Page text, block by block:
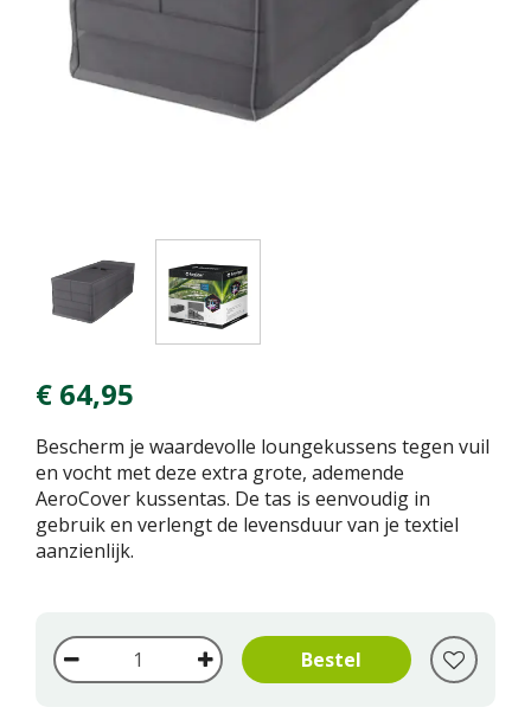
€ 64,95
Bescherm je waardevolle loungekussens tegen vuil
en vocht met deze extra grote, ademende
AeroCover kussentas. De tas is eenvoudig in
gebruik en verlengt de levensduur van je textiel
aanzienlijk.